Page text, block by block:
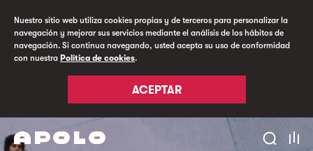
Nuestro sitio web utiliza cookies propias y de terceros para personalizar la
navegación y mejorar sus servicios mediante el análisis de los hábitos de
navegación. Si continua navegando, usted acepta su uso de conformidad
con nuestra Política de cookies.
ACEPTAR